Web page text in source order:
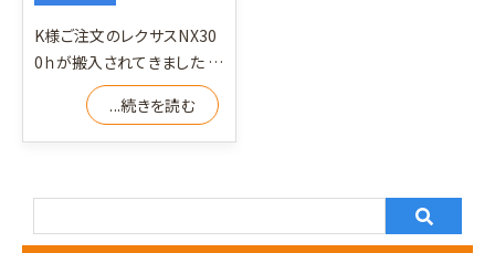
K様ご注文のレクサスNX30
0ｈが搬入されてきました 中
古車なので気合を入れて徹
底的に磨き上げ...続きを読む